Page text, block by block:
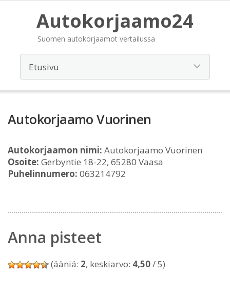
Autokorjaamo24
Suomen autokorjaamot vertailussa
Autokorjaamo Vuorinen
Autokorjaamon nimi: Autokorjaamo Vuorinen
Osoite: Gerbyntie 18-22, 65280 Vaasa
Puhelinnumero: 063214792
Anna pisteet
(ääniä: 2, keskiarvo: 4,50/ 5)